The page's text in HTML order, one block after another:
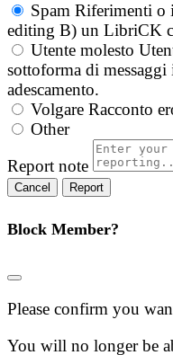
Spam Riferimenti o
editing B) un LibriCK
Utente molesto
sottoforma di
adescamento.
Volgare Racconto
Other
Report note
Report
Block Member?
Please confirm you
You will no longer be